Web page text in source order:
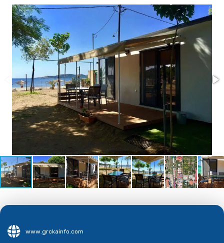
www.grckainfo.com